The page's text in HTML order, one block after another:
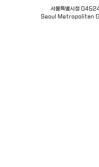
서울특별시청 04524
© Seoul Metropolitan